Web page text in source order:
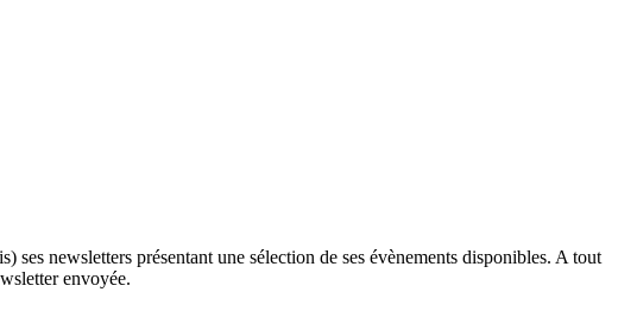
newsletters présentant une sélection de ses évènements disponibles. A tout
envoyée.